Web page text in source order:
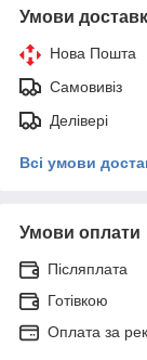
Умови
Нова Пошта
Самовивіз
Делівері
Всі умови
Умови оплати
Післяплата
Готівкою
Оплата за